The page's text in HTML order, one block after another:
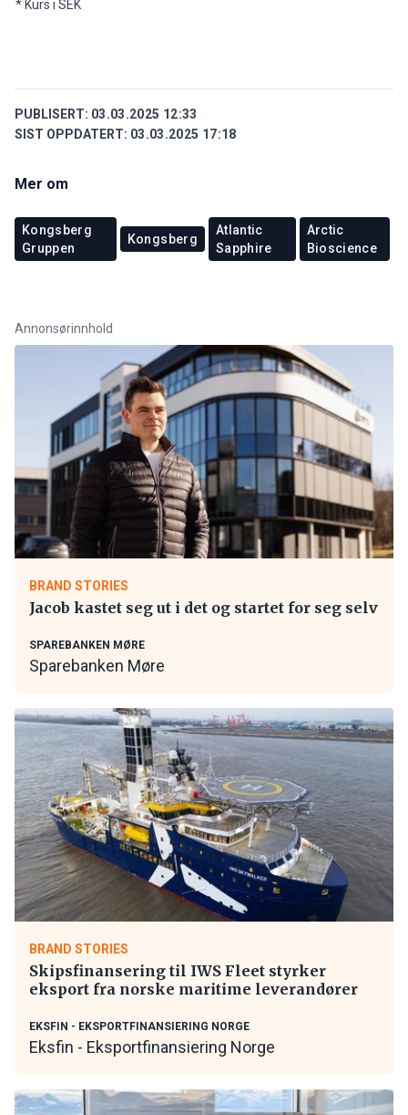
* Kurs i SEK
PUBLISERT: 03.03.2025 12:33
SIST OPPDATERT: 03.03.2025 17:18
Mer om
Kongsberg
Gruppen
Kongsberg
Atlantic
Sapphire
Arctic
Bioscience
Annonsørinnhold
BRAND STORIES
Jacob kastet seg ut i det og startet for seg selv
SPAREBANKEN MØRE
Sparebanken Møre
BRAND STORIES
Skipsfinansering til IWS Fleet styrker
eksport fra norske maritime leverandører
EKSFIN - EKSPORTFINANSIERING NORGE
Eksfin - Eksportfinansiering Norge